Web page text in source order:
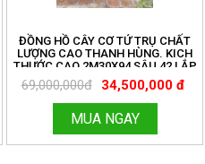
ĐỒNG HỒ CÂY CƠ TỨ TRỤ CHẤT
LƯỢNG CAO THANH HÙNG. KICH
THƯỚC CAO 2M30X94 SÂU 42 LẮP
MÁY CƠ ĐỨC 8G8B KÍNH LỒI . LH
096.188.2921
69,000,000đ 34,500,000 đ
MUA NGAY